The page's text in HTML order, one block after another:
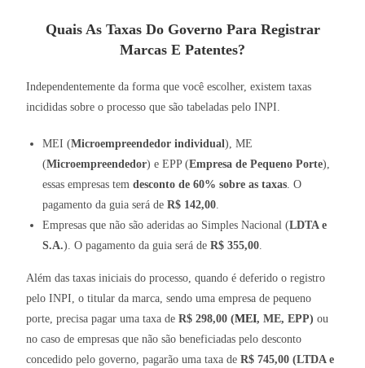
Quais As Taxas Do Governo Para Registrar
Marcas E Patentes?
Independentemente da forma que você escolher, existem taxas
incididas sobre o processo que são tabeladas pelo INPI.
MEI (Microempreendedor individual), ME
(Microempreendedor) e EPP (Empresa de Pequeno Porte),
essas empresas temdesconto de 60% sobre as taxas . O
pagamento da guia será deR$ 142,00
Empresas que não são aderidas ao Simples Nacional (LDTA e
S.A.). O pagamento da guia será deR$ 355,00
Além das taxas iniciais do processo, quando é deferido o registro
pelo INPI, o titular da marca, sendo uma empresa de pequeno
porte, precisa pagar uma taxa deR$ 298,00 (MEI, ME, EPP) ou
no caso de empresas que não são beneficiadas pelo desconto
concedido pelo governo, pagarão uma taxa deR$ 745,00 (LTDA e